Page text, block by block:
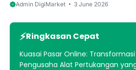
Admin DigiMarket 3 June 2026
Ringkasan Cepat
Kuasai Pasar Online:
Pengusaha Alat Pertukangan